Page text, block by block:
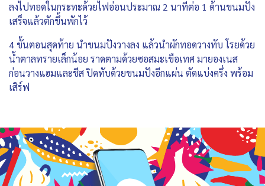
ลงไปทอดในกระทะด้วยไฟอ่อนประมาณ 2 นาทีต่อ 1 ด้านขนมปัง
เสร็จแล้วตักขึ้นพักไว้
4 ขั้นตอนสุดท้าย นำขนมปังวางลง แล้วนำผักทอดวางทับ โรยด้วย
น้ำตาลทรายเล็กน้อย ราดตามด้วยซอสมะเขือเทศ มายองเนส
ก่อนวางแฮมและชีส ปิดทับด้วยขนมปังอีกแผ่น ตัดแบ่งครึ่ง พร้อม
เสิร์ฟ